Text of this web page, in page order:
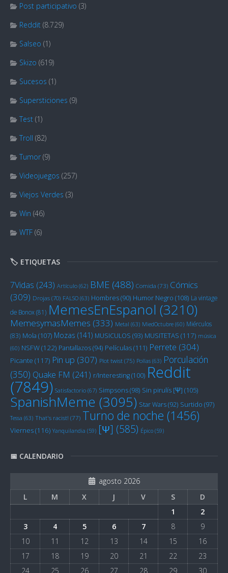
Post participativo (3)
Reddit (8.729)
Salseo (1)
Skizo (619)
Sucesos (1)
Supersticiones (9)
Test (1)
Troll (82)
Tumor (9)
Videojuegos (257)
Viejos Verdes (3)
Win (46)
WTF (6)
🏷️ ETIQUETAS
7Vidas (243) Artículo (62) BME (488) Comida (73) Cómics
(309) Drojas (70) FALSO (63) Hombres(90) Humor Negro (108) La vintage
de Bonox(81) MemesEnEspanol (3210)
MemesymasMemes (333) Metal (63) MiedOctubre (60) Miérculos
(83) Mola (107) Mozas (141) MUSICULOS (93) MUSITETAS (117) música
(60) NSFW(122) Pantallazos(94) Películas(111) Perrete (304)
Picante (117) Pin up (307) Plot twist (75) Pollas (63) Porculación
(350) Quake FM (241) r/Interesting(100) Reddit
(7849) Satisfactorio (67) Simpsons(98) Sin pirulís [Ψ] (105)
SpanishMeme (3095) Star Wars(92) Surtido (97)
Tessa (63) That's racist! (77) Turno de noche (1456)
Viernes(116) Yanquilandia (59) [Ψ] (585) Épico (59)
📅 CALENDARIO
agosto 2026
L
M X J V S
D
1
2
3
4 5 6 7 8
9
10
11 12 13 14 15
16
17
18 19 20 21 22
23
24
25 26 27 28 29 30